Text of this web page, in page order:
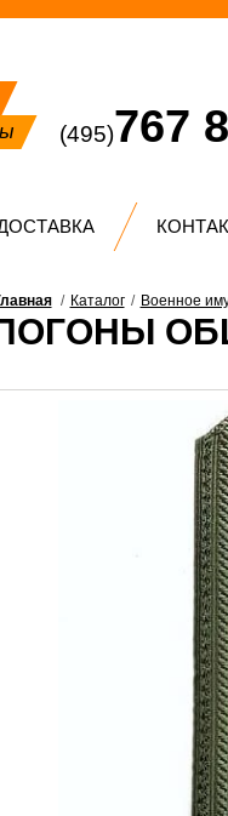
(495)767
/ Каталог / Военное